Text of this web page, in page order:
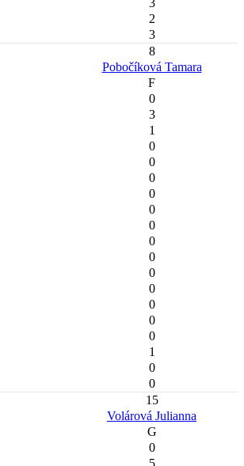
2
3
8
Pobočíková Tamara
F
0
3
1
0
0
0
0
0
0
0
0
0
0
0
0
0
1
0
0
15
Volárová Julianna
G
0
5